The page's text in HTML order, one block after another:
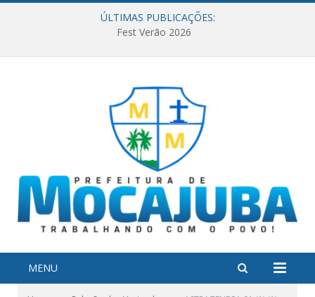
ÚLTIMAS PUBLICAÇÕES:
Fest Verão 2026
MENU